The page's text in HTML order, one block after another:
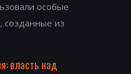
особые
созданные из
власть над